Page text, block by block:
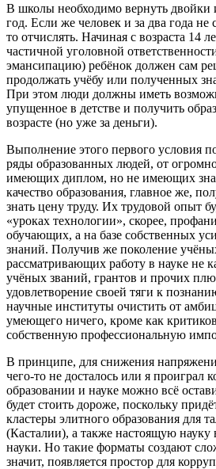
В школы необходимо вернуть двойки
год. Если же человек и за два года не
то отчислять. Начиная с возраста 14
частичной уголовной
эмансипацию) ребёнок должен сам
продолжать учёбу или полученных
При этом люди должны иметь
упущенное в детстве и получить
возрасте (но уже за деньги).
Выполнение этого первого условия
ряды образованных людей, от
имеющих диплом, но не имеющих
качество образования, главное же,
знать цену труду. Их трудовой опыт
«уроках технологии», скорее,
обучающих, а на базе собственных
знаний. Получив же поколение
рассматривающих работу в науке не
учёных званий, грантов и прочих
удовлетворение своей тяги к
научные институты очистить от
умеющего ничего, кроме как
собственную профессиональную
В принципе, для снижения
чего-то не досталось или я проиграл
образовании и науке можно всё
будет стоить дороже, поскольку
кластеры элитного образования для
(Касталии), а также настоящую
науки. Но такие форматы создают
значит, появляется простор для